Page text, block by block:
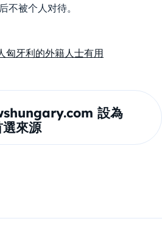
不被个人对待。
匈牙利的外籍人士有用
設為
來源